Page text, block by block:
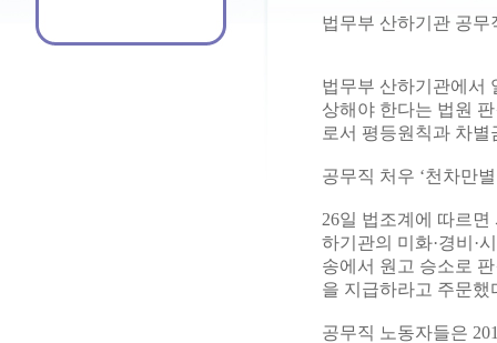
법무부 산하기관 공무
법무부 산하기관에서
상해야 한다는 법원
로서 평등원칙과 차
공무직 처우 ‘천차만
26일 법조계에 따르
하기관의 미화·경비·
송에서 원고 승소로
을 지급하라고 주문했
공무직 노동자들은